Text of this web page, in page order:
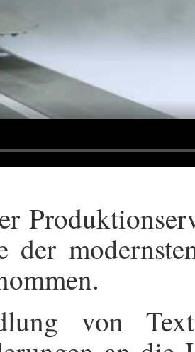
der
von